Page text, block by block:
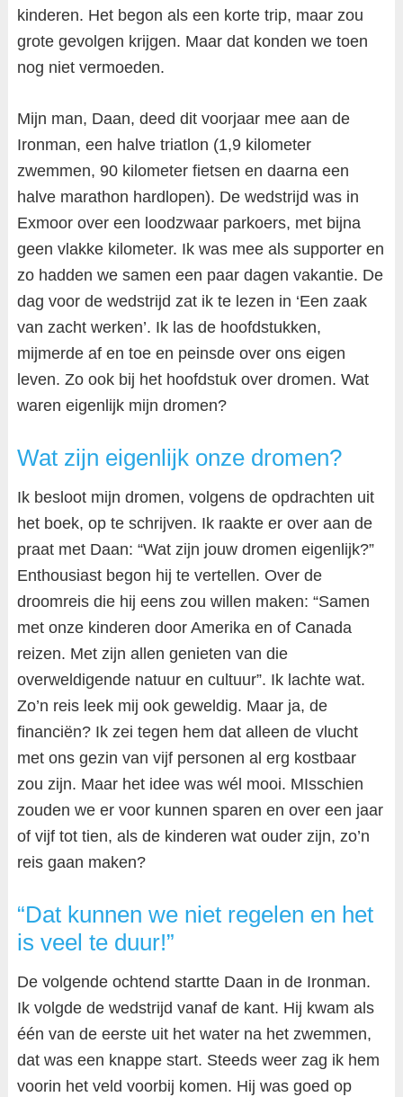
kinderen. Het begon als een korte trip, maar zou
grote gevolgen krijgen. Maar dat konden we toen
nog niet vermoeden.
Mijn man, Daan, deed dit voorjaar mee aan de
Ironman, een halve triatlon (1,9 kilometer
zwemmen, 90 kilometer fietsen en daarna een
halve marathon hardlopen). De wedstrijd was in
Exmoor over een loodzwaar parkoers, met bijna
geen vlakke kilometer. Ik was mee als supporter en
zo hadden we samen een paar dagen vakantie. De
dag voor de wedstrijd zat ik te lezen in ‘Een zaak
van zacht werken’. Ik las de hoofdstukken,
mijmerde af en toe en peinsde over ons eigen
leven. Zo ook bij het hoofdstuk over dromen. Wat
waren eigenlijk mijn dromen?
Wat zijn eigenlijk onze dromen?
Ik besloot mijn dromen, volgens de opdrachten uit
het boek, op te schrijven. Ik raakte er over aan de
praat met Daan: “Wat zijn jouw dromen eigenlijk?”
Enthousiast begon hij te vertellen. Over de
droomreis die hij eens zou willen maken: “Samen
met onze kinderen door Amerika en of Canada
reizen. Met zijn allen genieten van die
overweldigende natuur en cultuur”. Ik lachte wat.
Zo’n reis leek mij ook geweldig. Maar ja, de
financiën? Ik zei tegen hem dat alleen de vlucht
met ons gezin van vijf personen al erg kostbaar
zou zijn. Maar het idee was wél mooi. MIsschien
zouden we er voor kunnen sparen en over een jaar
of vijf tot tien, als de kinderen wat ouder zijn, zo’n
reis gaan maken?
“Dat kunnen we niet regelen en het
is veel te duur!”
De volgende ochtend startte Daan in de Ironman.
Ik volgde de wedstrijd vanaf de kant. Hij kwam als
één van de eerste uit het water na het zwemmen,
dat was een knappe start. Steeds weer zag ik hem
voorin het veld voorbij komen. Hij was goed op